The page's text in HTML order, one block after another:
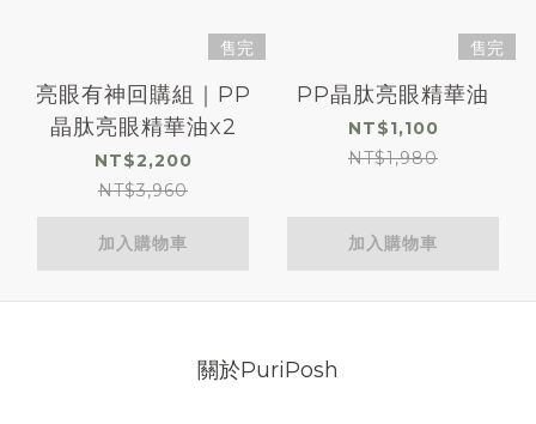
售完
亮眼有神回購組｜PP
晶肽亮眼精華油x2
NT$2,200
NT$3,960
加入購物車
售完
PP晶肽亮眼精華油
NT$1,100
NT$1,980
加入購物車
關於PuriPosh